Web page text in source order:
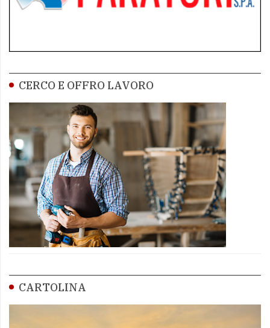
CERCO E OFFRO LAVORO
CARTOLINA